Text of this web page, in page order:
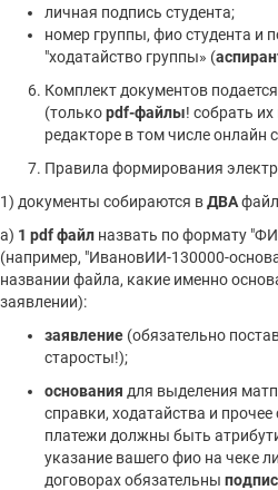
личная подпись студента;
номер группы, фио студента и
"ходатайство группы» (
Комплект документов подается
(толькоpdf-файлы! собрать
редакторе в том числе онлайн
Правила формирования
1) документы собираются вДВА
а) 1 pdf файл назвать по формату
(например, "ИвановИИ-130000-
названии файла, какие именно
заявлении):
заявление (обязательно
старосты!);
основания для выделения
справки, ходатайства и прочее
платежи должны быть
указание вашего фио на чеке
договорах обязательны